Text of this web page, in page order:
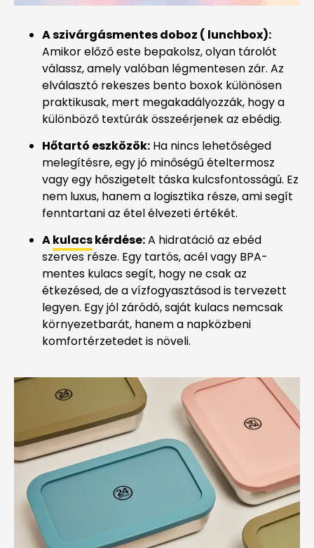
A szivárgásmentes doboz ( lunchbox):
Amikor előző este bepakolsz, olyan tárolót
válassz, amely valóban légmentesen zár. Az
elválasztó rekeszes bento boxok különösen
praktikusak, mert megakadályozzák, hogy a
különböző textúrák összeérjenek az ebédig.
Hőtartó eszközök: Ha nincs lehetőséged
melegítésre, egy jó minőségű ételtermosz
vagy egy hőszigetelt táska kulcsfontosságú. Ez
nem luxus, hanem a logisztika része, ami segít
fenntartani az étel élvezeti értékét.
Akulacskérdése:A hidratáció az ebéd
szerves része. Egy tartós, acél vagy BPA-
mentes kulacs segít, hogy ne csak az
étkezésed, de a vízfogyasztásod is tervezett
legyen. Egy jól záródó, saját kulacs nemcsak
környezetbarát, hanem a napközbeni
komfortérzetedet is növeli.